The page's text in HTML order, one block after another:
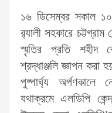
১৬ ডিসেম্বর সকাল
র‌্যালী সহকারে চট্টগ্রাম
স্মৃতির প্রতি শহীদ
শ্রদ্ধাঞ্জলি জ্ঞাপন করা
পুষ্পার্ঘ্য অর্পণকালে
যথাক্রমে এলডিপি